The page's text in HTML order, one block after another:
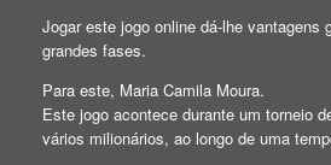
Jogar este jogo online dá-lhe vantagens
grandes fases.
Para este, Maria Camila Moura.
Este jogo acontece durante um torneio
vários milionários, ao longo de uma